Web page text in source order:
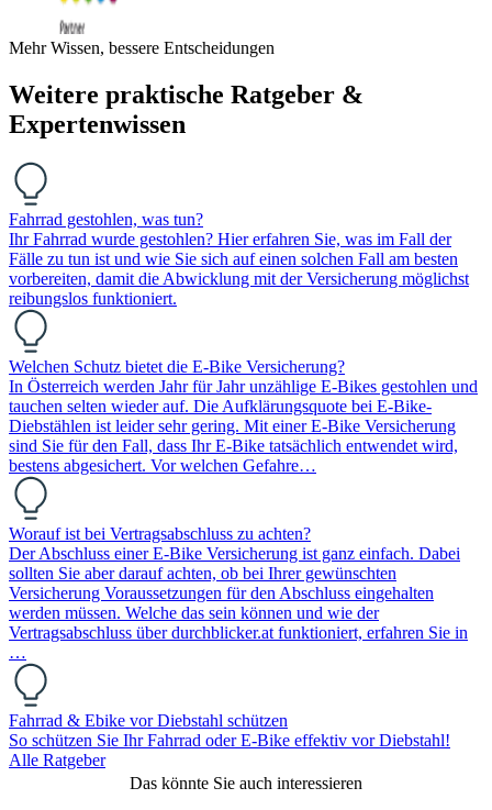
Mehr Wissen, bessere Entscheidungen
Weitere praktische Ratgeber &
Expertenwissen
Fahrrad gestohlen, was tun?
Ihr Fahrrad wurde gestohlen? Hier erfahren Sie, was im Fall der
Fälle zu tun ist und wie Sie sich auf einen solchen Fall am besten
vorbereiten, damit die Abwicklung mit der Versicherung möglichst
reibungslos funktioniert.
Welchen Schutz bietet die E-Bike Versicherung?
In Österreich werden Jahr für Jahr unzählige E-Bikes gestohlen und
tauchen selten wieder auf. Die Aufklärungsquote bei E-Bike-
Diebstählen ist leider sehr gering. Mit einer E-Bike Versicherung
sind Sie für den Fall, dass Ihr E-Bike tatsächlich entwendet wird,
bestens abgesichert. Vor welchen Gefahre…
Worauf ist bei Vertragsabschluss zu achten?
Der Abschluss einer E-Bike Versicherung ist ganz einfach. Dabei
sollten Sie aber darauf achten, ob bei Ihrer gewünschten
Versicherung Voraussetzungen für den Abschluss eingehalten
werden müssen. Welche das sein können und wie der
Vertragsabschluss über durchblicker.at funktioniert, erfahren Sie in
…
Fahrrad & Ebike vor Diebstahl schützen
So schützen Sie Ihr Fahrrad oder E-Bike effektiv vor Diebstahl!
Alle Ratgeber
Das könnte Sie auch interessieren